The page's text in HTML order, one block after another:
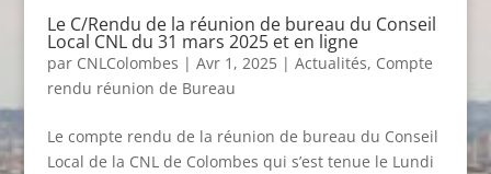
Le C/Rendu de la réunion de bureau du Conseil
Local CNL du 31 mars 2025 et en ligne
par CNLColombes | Avr 1, 2025| Actualités, Compte
rendu réunion de Bureau
Le compte rendu de la réunion de bureau du Conseil
Local de la CNL de Colombes qui s’est tenue le Lundi